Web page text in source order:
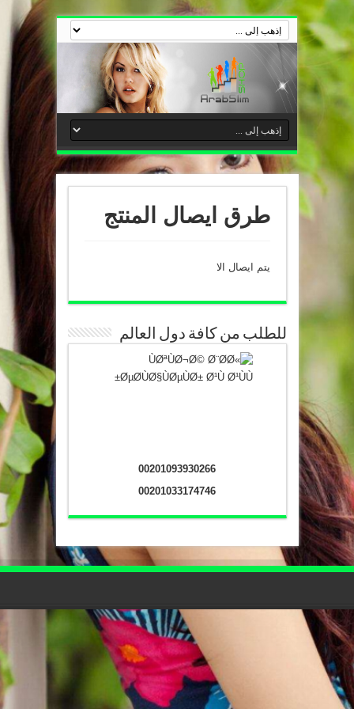
طرق ايصال المنتج
يتم ايصال الا
للطلب من كافة دول العالم
00201093930266
00201033174746
جميع الحقوق محفوظه